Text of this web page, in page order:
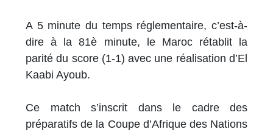
A 5 minute du temps réglementaire, c’est-à-
dire à la 81è minute, le Maroc rétablit la
parité du score (1-1) avec une réalisation d’El
Kaabi Ayoub.
Ce match s’inscrit dans le cadre des
préparatifs de la Coupe d’Afrique des Nations